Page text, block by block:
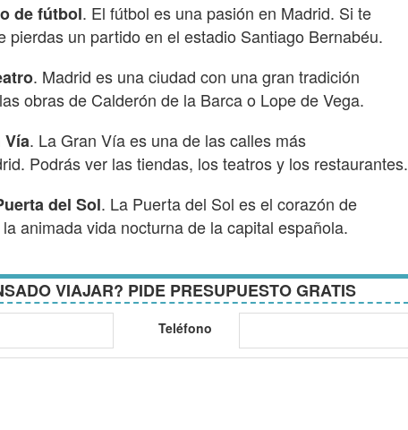
de fútbol. El fútbol es una pasión en Madrid. Si te
pierdas un partido en el estadio Santiago Bernabéu.
. Madrid es una ciudad con una gran tradición
obras de Calderón de la Barca o Lope de Vega.
Vía. La Gran Vía es una de las calles más
Podrás ver las tiendas, los teatros y los restaurantes.
del Sol. La Puerta del Sol es el corazón de
animada vida nocturna de la capital española.
VIAJAR? PIDE PRESUPUESTO GRATIS
Teléfono